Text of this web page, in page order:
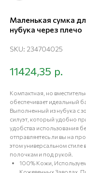
Маленькая сумка
нубука через плечо
SKU: 234704025
11424,35 р.
Компактная, но
обеспечивает идеальный
Выполненный из нубука с
силуэт, который удобно
удобства использования
отправляетесь ли вы на
этом универсальном
полочкам и под рукой.
100% Кожи,
Кожевенных Заводах,